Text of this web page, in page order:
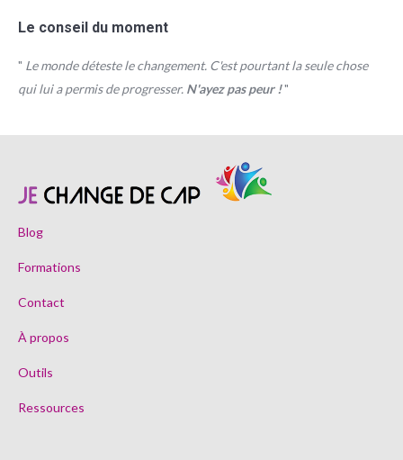
Le conseil du moment
" Le monde déteste le changement. C'est pourtant la seule chose
qui lui a permis de progresser. N'ayez pas peur !"
Blog
Formations
Contact
À propos
Outils
Ressources